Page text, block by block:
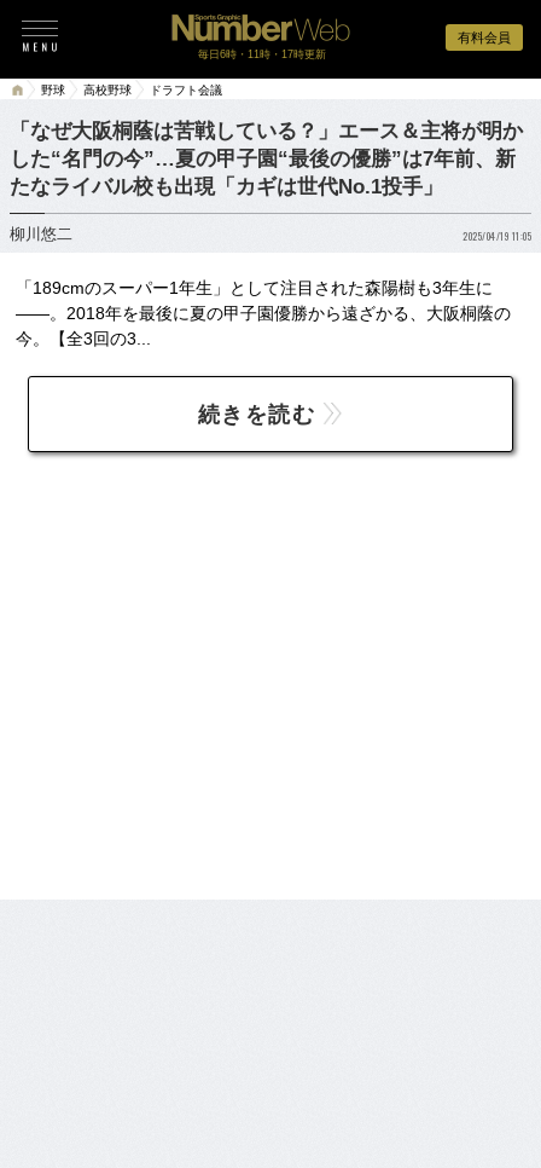
有料会員
毎日6時・11時・17時更新
野球 高校野球 ドラフト会議
「なぜ大阪桐蔭は苦戦している？」エース＆主将が明か
した“名門の今”…夏の甲子園“最後の優勝”は7年前、新
たなライバル校も出現「カギは世代No.1投手」
柳川悠二 2025/04/19 11:05
「189cmのスーパー1年生」として注目された森陽樹も3年生に
――。2018年を最後に夏の甲子園優勝から遠ざかる、大阪桐蔭の
今。【全3回の3...
続きを読む